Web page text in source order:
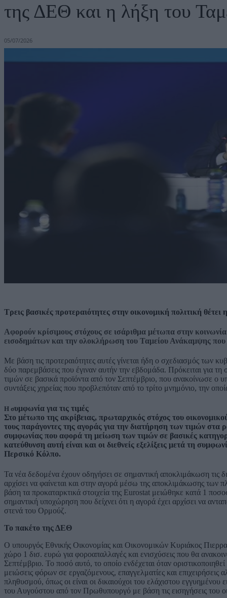
της ΔΕΘ και η λήξη του
05/07/2026
Τρεις βασικές προτεραιότητες στην οικονομική πολιτική
Αφορούν κρίσιμους στόχους σε ισάριθμα μέτωπα στην
εισοδημάτων και την ολοκλήρωση του Ταμείου Ανάκαμψης που
Με βάση τις προτεραιότητες αυτές γίνεται ήδη ο σχεδιασμός των
δύο παρεμβάσεις που έγιναν αυτήν την εβδομάδα. Πρόκειται για
τιμών σε βασικά προϊόντα από τον Σεπτέμβριο, που ανακοίνωσε ο
συντάξεις χηρείας που προβλεπόταν από το τρίτο μνημόνιο, την
Η συμφωνία για τις τιμές
Στο μέτωπο της ακρίβειας, πρωταρχικός στόχος του
τους παράγοντες της αγοράς για την διατήρηση των τιμών
συμφωνίας που αφορά τη μείωση των τιμών σε βασικές
κατεύθυνση αυτή είναι και οι διεθνείς εξελίξεις μετά τη
Περσικό Κόλπο.
Τα νέα δεδομένα έχουν οδηγήσει σε σημαντική αποκλιμάκωση τις
αρχίσει να φαίνεται και στην αγορά μέσω της αποκλιμάκωσης των
βάση τα προκαταρκτικά στοιχεία της Eurostat μειώθηκε κατά 1
σημαντική υποχώρηση που δείχνει ότι η αγορά έχει αρχίσει να
στενά του Ορμούζ.
Το πακέτο της ΔΕΘ
Ο υπουργός Εθνικής Οικονομίας και Οικονομικών Κυριάκος
χώρο 1 δισ. ευρώ για φοροαπαλλαγές και ενισχύσεις που θα
Σεπτέμβριο. Το ποσό αυτό, το οποίο ενδέχεται όταν
μειώσεις φόρων σε εργαζόμενους, επαγγελματίες και
πληθυσμού, όπως οι είναι οι δικαιούχοι του ελάχιστου
του Αυγούστου από τον Πρωθυπουργό με βάση τις εισηγήσεις του